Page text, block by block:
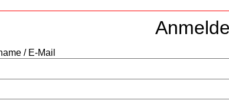
/ E-Mail